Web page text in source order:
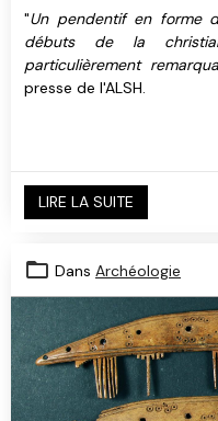
"Un pendentif en forme
débuts de la
particulièrement
presse de l'ALSH.
LIRE LA SUITE
Dans Archéologie